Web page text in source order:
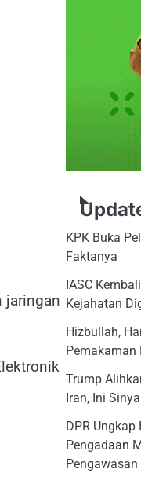
jaringan
KPK Buka
Faktanya
IASC
Kejahatan
Hizbullah,
Pemakaman
Trump
Iran, Ini
DPR
Pengadaan
Pengawasan